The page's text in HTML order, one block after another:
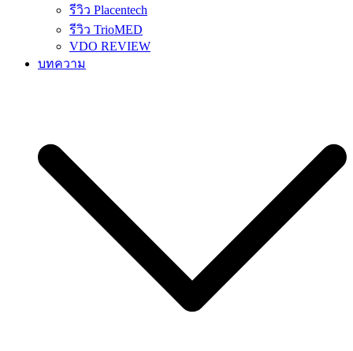
รีวิว Placentech
รีวิว TrioMED
VDO REVIEW
บทความ